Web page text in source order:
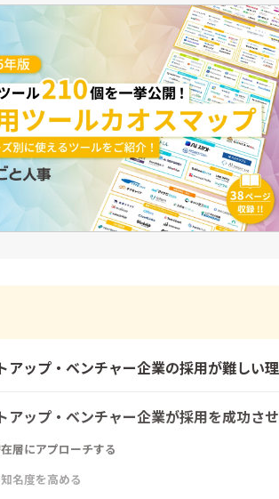
アップ・ベンチャー企業の採用が難しい
アップ・ベンチャー企業が採用を成功さ
層にアプローチする
名度を高める